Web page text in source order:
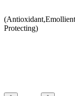
Protecting)